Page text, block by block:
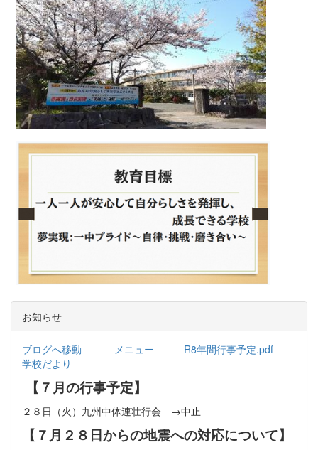
お知らせ
ブログへ移動 メニュー
R8年間行事予定.pdf
学校だより
【７月の行事予定】
２８日（火）九州中体連壮行会 →中止
【７月２８日からの地震への対応について】